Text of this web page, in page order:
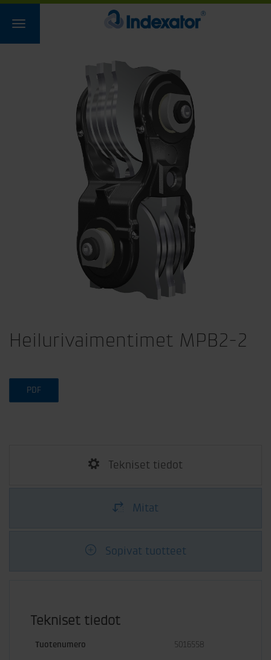
Heilurivaimentimet MPB2-2
PDF
Tekniset tiedot
Mitat
Sopivat tuotteet
Tekniset tiedot
Tuotenumero 5016558